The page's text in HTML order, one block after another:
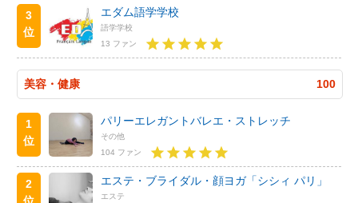
3
位
エダム語学学校
語学学校
13 ファン
美容・健康 100
1
位
パリーエレガントバレエ・ストレッチ
その他
104 ファン
2
エステ・ブライダル・顔ヨガ「シシィ パリ」
エステ